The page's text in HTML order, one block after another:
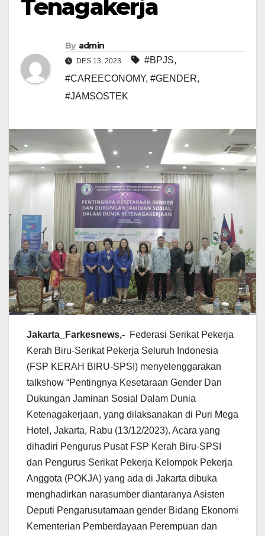
Tenagakerja
By admin
DES 13, 2023 #BPJS,
#CAREECONOMY, #GENDER,
#JAMSOSTEK
Jakarta_Farkesnews,- Federasi Serikat Pekerja
Kerah Biru-Serikat Pekerja Seluruh Indonesia
(FSP KERAH BIRU-SPSI) menyelenggarakan
talkshow “Pentingnya Kesetaraan Gender Dan
Dukungan Jaminan Sosial Dalam Dunia
Ketenagakerjaan, yang dilaksanakan di Puri Mega
Hotel, Jakarta, Rabu (13/12/2023). Acara yang
dihadiri Pengurus Pusat FSP Kerah Biru-SPSI
dan Pengurus Serikat Pekerja Kelompok Pekerja
Anggota (POKJA) yang ada di Jakarta dibuka
menghadirkan narasumber diantaranya Asisten
Deputi Pengarusutamaan gender Bidang Ekonomi
Kementerian Pemberdayaan Perempuan dan